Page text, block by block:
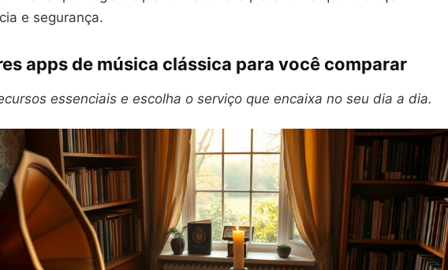
e segurança.
apps de música clássica para você comparar
essenciais e escolha o serviço que encaixa no seu dia a dia.